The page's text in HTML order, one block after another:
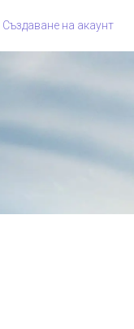
Създаване на акаунт